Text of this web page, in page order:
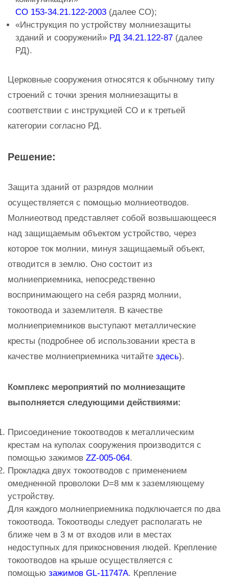
СО 153-34.21.122-2003 (далее СО);
«Инструкция по устройству молниезащиты
зданий и сооружений» РД 34.21.122-87 (далее
РД).
Церковные сооружения относятся к обычному типу
строений с точки зрения молниезащиты в
соответствии с инструкцией СО и к третьей
категории согласно РД.
Решение:
Защита зданий от разрядов молнии
осуществляется с помощью молниеотводов.
Молниеотвод представляет собой возвышающееся
над защищаемым объектом устройство, через
которое ток молнии, минуя защищаемый объект,
отводится в землю. Оно состоит из
молниеприемника, непосредственно
воспринимающего на себя разряд молнии,
токоотвода и заземлителя. В качестве
молниеприемников выступают металлические
кресты (подробнее об использовании креста в
качестве молниеприемника читайте здесь).
Комплекс мероприятий по молниезащите
выполняется следующими действиями:
Присоединение токоотводов к металлическим
крестам на куполах сооружения производится с
помощью зажимов ZZ-005-064.
Прокладка двух токоотводов с применением
омедненной проволоки D=8 мм к заземляющему
устройству.
Для каждого молниеприемника подключается по два
токоотвода. Токоотводы следует располагать не
ближе чем в 3 м от входов или в местах
недоступных для прикосновения людей. Крепление
токоотводов на крыше осуществляется с
помощью зажимов GL-11747A. Крепление